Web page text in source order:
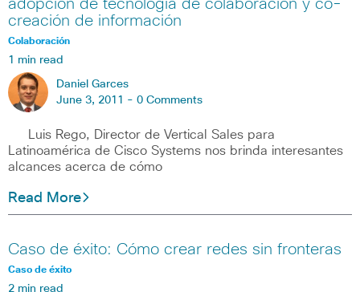
adopción de tecnología de colaboración y co-
creación de información
Colaboración
1 min read
Daniel Garces
June 3, 2011 - 0 Comments
Luis Rego, Director de Vertical Sales para
Latinoamérica de Cisco Systems nos brinda interesantes
alcances acerca de cómo
Read More
Caso de éxito: Cómo crear redes sin fronteras
Caso de éxito
2 min read